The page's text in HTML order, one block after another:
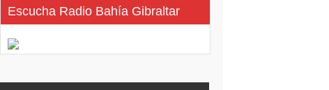
Escucha Radio Bahía Gibraltar